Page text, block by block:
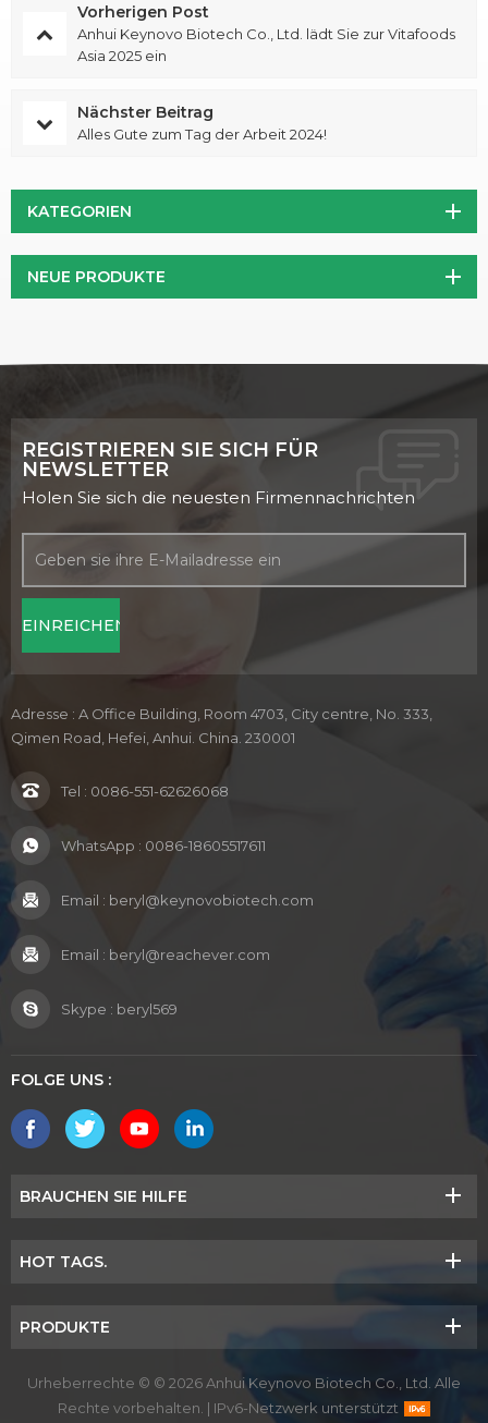
Vorherigen Post
Anhui Keynovo Biotech Co., Ltd. lädt Sie zur Vitafoods
Asia 2025 ein
Nächster Beitrag
Alles Gute zum Tag der Arbeit 2024!
KATEGORIEN
NEUE PRODUKTE
REGISTRIEREN SIE SICH FÜR
NEWSLETTER
Holen Sie sich die neuesten Firmennachrichten
Adresse : A Office Building, Room 4703, City centre, No. 333,
Qimen Road, Hefei, Anhui. China. 230001
Tel : 0086-551-62626068
WhatsApp : 0086-18605517611
Email : beryl@keynovobiotech.com
Email : beryl@reachever.com
Skype : beryl569
FOLGE UNS :
BRAUCHEN SIE HILFE
HOT TAGS.
PRODUKTE
Urheberrechte © © 2026 Anhui Keynovo Biotech Co., Ltd. Alle
Rechte vorbehalten. | IPv6-Netzwerk unterstützt